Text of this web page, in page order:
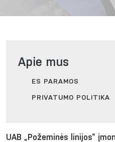
Apie mus
ES PARAMOS
PRIVATUMO POLITIKA
UAB „Požeminės linijos“